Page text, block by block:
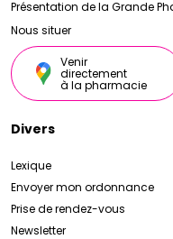
Présentation de la Grande
Nous situer
Venir
directement
à la pharmacie
Divers
Lexique
Envoyer mon ordonnance
Prise de rendez-vous
Newsletter